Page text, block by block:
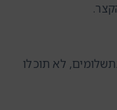
לא תוכלו